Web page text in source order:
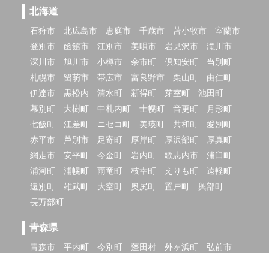
北海道
石狩市 北広島市 恵庭市 千歳市 苫小牧市
室蘭市
登別市
函館市 江別市 美唄市 岩見沢市
滝川市
深川市
旭川市 小樽市 余市町 倶知安町
当別町
札幌市
留萌市 帯広市 富良野市 栗山町
由仁町
伊達市
黒松内 清水町 新得町 芽室町
池田町
幕別町
大樹町 中札内町 士幌町 音更町
月形町
七飯町
江差町 ニセコ町 美瑛町 共和町
愛別町
赤平市
芦別市 足寄町 厚岸町 厚沢部町
厚真町
網走市
安平町 今金町 岩内町 歌志内市
浦臼町
浦河町
浦幌町 雨竜町 枝幸町 えりも町
遠軽町
遠別町
雄武町 大空町 奥尻町 置戸町
興部町
長万部町
青森県
青森市 平内町 今別町 蓬田村 外ヶ浜町
弘前市